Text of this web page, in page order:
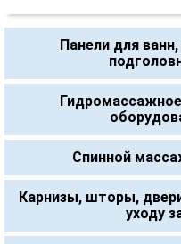
Панели для
Спинной
Карнизы, шторы,
уходу